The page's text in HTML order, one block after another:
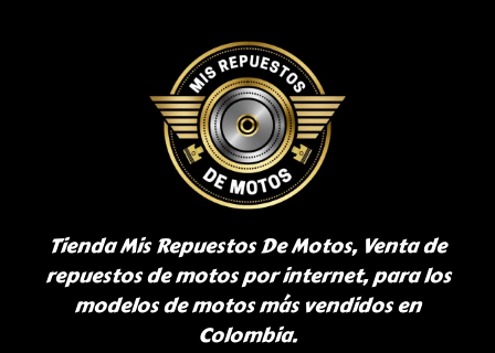
Tienda Mis Repuestos De Motos, Venta de
repuestos de motos por internet, para los
modelos de motos más vendidos en
Colombia.